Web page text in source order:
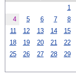
1
4
5 6 7 8
11
12 13 14 15
18
19 20 21 22
25
26 27 28 29